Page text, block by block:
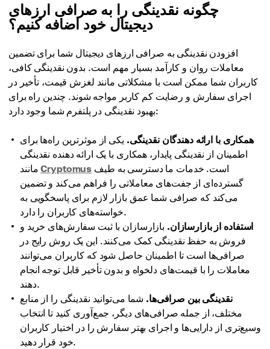
چگونه نقدینگی را به صرافی ارزهای
دیجیتال خود اضافه کنیم؟
افزودن نقدینگی به صرافی ارزهای دیجیتال شما برای تضمین
معاملات روان و کارآمد بسیار مهم است. بدون نقدینگی کافی،
کاربران شما ممکن است با مشکلاتی مانند لغزش قیمت، تأخیر در
اجرای سفارش و رضایت کم کاربر مواجه شوند. چندین راه برای
بهبود نقدینگی در پلتفرم شما وجود دارد:
همکاری با ارائه دهندگان نقدینگی. یکی از موثرترین راه‌ها برای
اطمینان از نقدینگی پایدار، همکاری با یک ارائه دهنده نقدینگی
مانندCryptomus
گسترده‌ای از جفت‌های معاملاتی را فراهم می‌کند و تضمین
می‌کند که صرافی شما عمق بازار لازم برای پاسخگویی به
خواسته‌های کاربران را دارد.
استفاده از بازارسازان. بازارسازان با ثبت سفارش‌های خرید و
فروش به حفظ نقدینگی کمک می‌کنند. این یک روش رایج در
صرافی‌ها است تا اطمینان حاصل شود که کاربران می‌توانند
معاملات را با قیمت‌های دلخواه و بدون تأخیر قابل توجه انجام
دهند.
نقدینگی بین صرافی‌ها. شما می‌توانید نقدینگی را از منابع
مختلف، از جمله صرافی‌های دیگر، جمع‌آوری کنید تا انتخاب
وسیع‌تری از دارایی‌ها و اجرای بهتر سفارش را در اختیار کاربران
خود قرار دهید.